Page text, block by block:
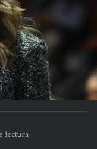
lectura